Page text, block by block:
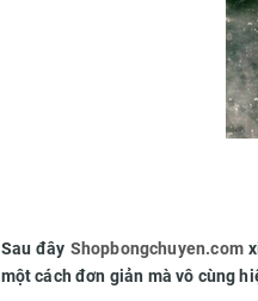
Sau đây Shopbongchuyen.com
một cách đơn giản mà vô cùng